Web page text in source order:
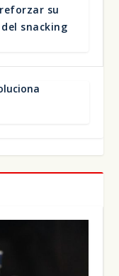
su
snac­king